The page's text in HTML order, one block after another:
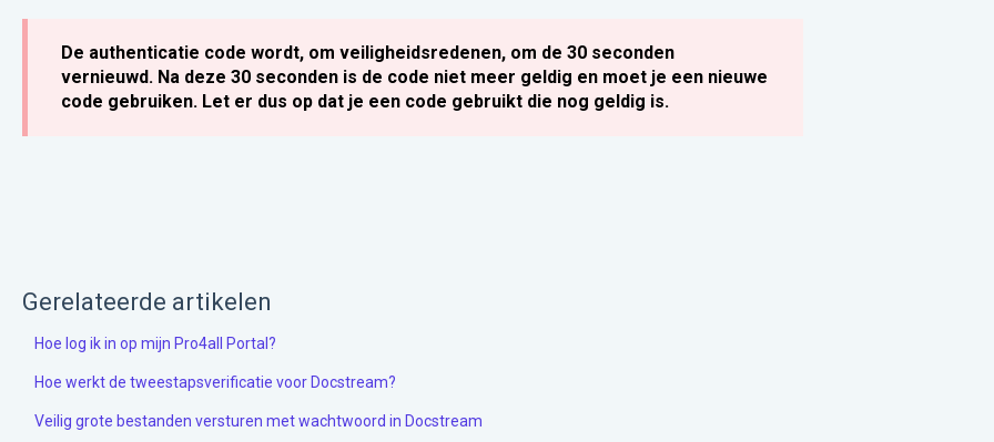
De authenticatie code wordt, om veiligheidsredenen, om de 30 seconden
vernieuwd. Na deze 30 seconden is de code niet meer geldig en moet je een nieuwe
code gebruiken. Let er dus op dat je een code gebruikt die nog geldig is.
Gerelateerde artikelen
Hoe log ik in op mijn Pro4all Portal?
Hoe werkt de tweestapsverificatie voor Docstream?
Veilig grote bestanden versturen met wachtwoord in Docstream